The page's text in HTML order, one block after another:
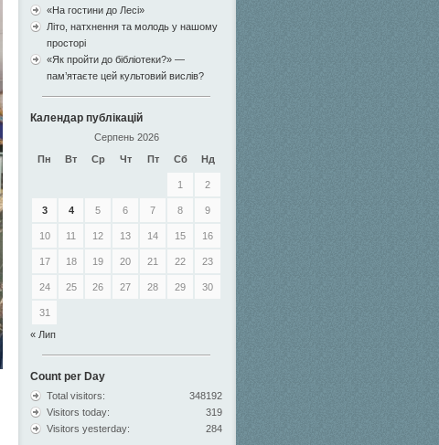
«На гостини до Лесі»
Літо, натхнення та молодь у нашому
просторі
«Як пройти до бібліотеки?» —
пам’ятаєте цей культовий вислів?
Календар публікацій
Серпень 2026
Пн
Вт Ср Чт Пт Сб Нд
1 2
3 4 5 6 7 8 9
10 11 12 13 14 15 16
17 18 19 20 21 22 23
24 25 26 27 28 29 30
31
« Лип
Count per Day
348192
Total visitors:
319
Visitors today:
284
Visitors yesterday: